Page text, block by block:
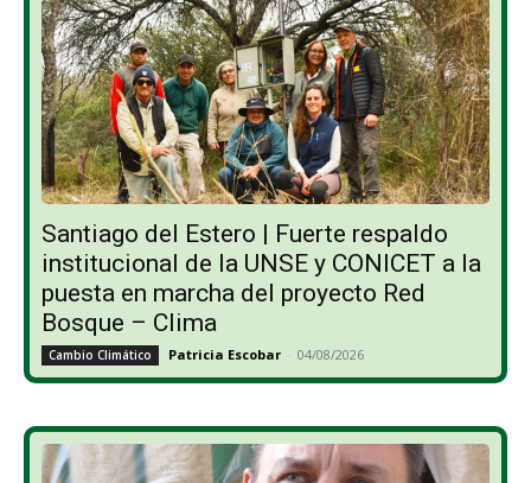
Santiago del Estero | Fuerte respaldo
institucional de la UNSE y CONICET a la
puesta en marcha del proyecto Red
Bosque – Clima
Cambio Climático Patricia Escobar - 04/08/2026